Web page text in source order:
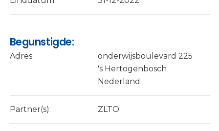
Begunstigde:
Adres:
onderwijsboulevard 225
's Hertogenbosch
Nederland
Partner(s): ZLTO